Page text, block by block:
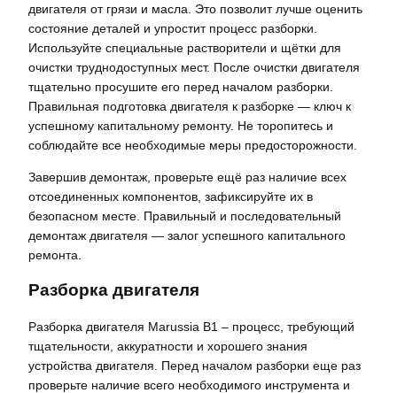
двигателя от грязи и масла. Это позволит лучше оценить
состояние деталей и упростит процесс разборки.
Используйте специальные растворители и щётки для
очистки труднодоступных мест. После очистки двигателя
тщательно просушите его перед началом разборки.
Правильная подготовка двигателя к разборке — ключ к
успешному капитальному ремонту. Не торопитесь и
соблюдайте все необходимые меры предосторожности.
Завершив демонтаж, проверьте ещё раз наличие всех
отсоединенных компонентов, зафиксируйте их в
безопасном месте. Правильный и последовательный
демонтаж двигателя — залог успешного капитального
ремонта.
Разборка двигателя
Разборка двигателя Marussia B1 – процесс, требующий
тщательности, аккуратности и хорошего знания
устройства двигателя. Перед началом разборки еще раз
проверьте наличие всего необходимого инструмента и